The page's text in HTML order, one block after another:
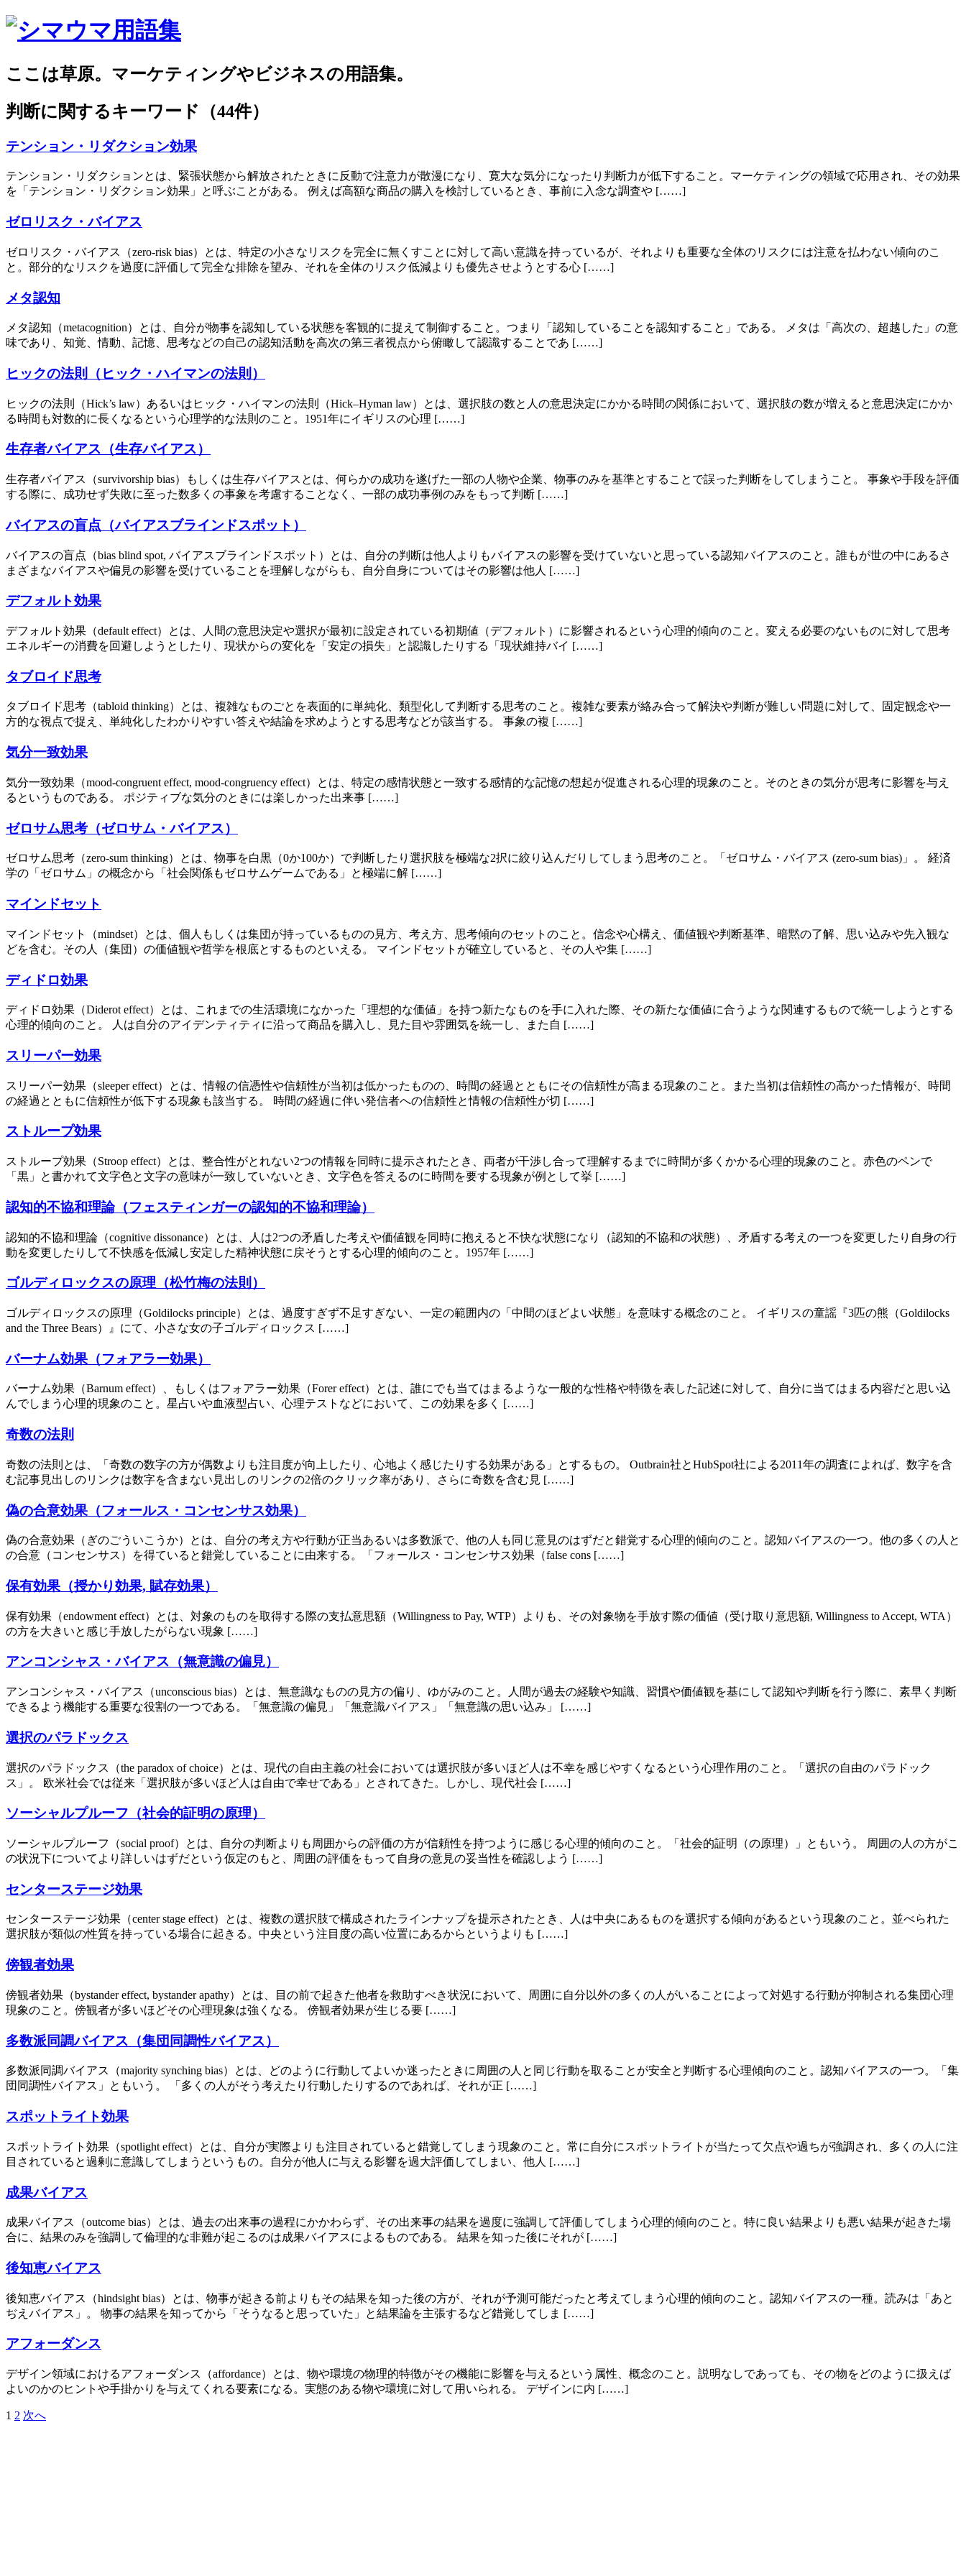
ここは草原。マーケティングやビジネスの用語集。
判断に関するキーワード（44件）
テンション・リダクション効果
テンション・リダクションとは、緊張状態から解放されたときに反動で注意力が散漫になり、寛大な気分になったり判断力が低下すること。マーケティングの領域で応用され、その効果
を「テンション・リダクション効果」と呼ぶことがある。 例えば高額な商品の購入を検討しているとき、事前に入念な調査や [……]
ゼロリスク・バイアス
ゼロリスク・バイアス（zero-risk bias）とは、特定の小さなリスクを完全に無くすことに対して高い意識を持っているが、それよりも重要な全体のリスクには注意を払わない傾向のこ
と。部分的なリスクを過度に評価して完全な排除を望み、それを全体のリスク低減よりも優先させようとする心 [……]
メタ認知
メタ認知（metacognition）とは、自分が物事を認知している状態を客観的に捉えて制御すること。つまり「認知していることを認知すること」である。 メタは「高次の、超越した」の意
味であり、知覚、情動、記憶、思考などの自己の認知活動を高次の第三者視点から俯瞰して認識することであ [……]
ヒックの法則（ヒック・ハイマンの法則）
ヒックの法則（Hick’s law）あるいはヒック・ハイマンの法則（Hick–Hyman law）とは、選択肢の数と人の意思決定にかかる時間の関係において、選択肢の数が増えると意思決定にかか
る時間も対数的に長くなるという心理学的な法則のこと。1951年にイギリスの心理 [……]
生存者バイアス（生存バイアス）
生存者バイアス（survivorship bias）もしくは生存バイアスとは、何らかの成功を遂げた一部の人物や企業、物事のみを基準とすることで誤った判断をしてしまうこと。 事象や手段を評価
する際に、成功せず失敗に至った数多くの事象を考慮することなく、一部の成功事例のみをもって判断 [……]
バイアスの盲点（バイアスブラインドスポット）
バイアスの盲点（bias blind spot, バイアスブラインドスポット）とは、自分の判断は他人よりもバイアスの影響を受けていないと思っている認知バイアスのこと。誰もが世の中にあるさ
まざまなバイアスや偏見の影響を受けていることを理解しながらも、自分自身についてはその影響は他人 [……]
デフォルト効果
デフォルト効果（default effect）とは、人間の意思決定や選択が最初に設定されている初期値（デフォルト）に影響されるという心理的傾向のこと。変える必要のないものに対して思考
エネルギーの消費を回避しようとしたり、現状からの変化を「安定の損失」と認識したりする「現状維持バイ [……]
タブロイド思考
タブロイド思考（tabloid thinking）とは、複雑なものごとを表面的に単純化、類型化して判断する思考のこと。複雑な要素が絡み合って解決や判断が難しい問題に対して、固定観念や一
方的な視点で捉え、単純化したわかりやすい答えや結論を求めようとする思考などが該当する。 事象の複 [……]
気分一致効果
気分一致効果（mood-congruent effect, mood-congruency effect）とは、特定の感情状態と一致する感情的な記憶の想起が促進される心理的現象のこと。そのときの気分が思考に影響を与え
るというものである。 ポジティブな気分のときには楽しかった出来事 [……]
ゼロサム思考（ゼロサム・バイアス）
ゼロサム思考（zero-sum thinking）とは、物事を白黒（0か100か）で判断したり選択肢を極端な2択に絞り込んだりしてしまう思考のこと。「ゼロサム・バイアス (zero-sum bias)」。 経済
学の「ゼロサム」の概念から「社会関係もゼロサムゲームである」と極端に解 [……]
マインドセット
マインドセット（mindset）とは、個人もしくは集団が持っているものの見方、考え方、思考傾向のセットのこと。信念や心構え、価値観や判断基準、暗黙の了解、思い込みや先入観な
どを含む。その人（集団）の価値観や哲学を根底とするものといえる。 マインドセットが確立していると、その人や集 [……]
ディドロ効果
ディドロ効果（Diderot effect）とは、これまでの生活環境になかった「理想的な価値」を持つ新たなものを手に入れた際、その新たな価値に合うような関連するもので統一しようとする
心理的傾向のこと。 人は自分のアイデンティティに沿って商品を購入し、見た目や雰囲気を統一し、また自 [……]
スリーパー効果
スリーパー効果（sleeper effect）とは、情報の信憑性や信頼性が当初は低かったものの、時間の経過とともにその信頼性が高まる現象のこと。また当初は信頼性の高かった情報が、時間
の経過とともに信頼性が低下する現象も該当する。 時間の経過に伴い発信者への信頼性と情報の信頼性が切 [……]
ストループ効果
ストループ効果（Stroop effect）とは、整合性がとれない2つの情報を同時に提示されたとき、両者が干渉し合って理解するまでに時間が多くかかる心理的現象のこと。赤色のペンで
「黒」と書かれて文字色と文字の意味が一致していないとき、文字色を答えるのに時間を要する現象が例として挙 [……]
認知的不協和理論（フェスティンガーの認知的不協和理論）
認知的不協和理論（cognitive dissonance）とは、人は2つの矛盾した考えや価値観を同時に抱えると不快な状態になり（認知的不協和の状態）、矛盾する考えの一つを変更したり自身の行
動を変更したりして不快感を低減し安定した精神状態に戻そうとする心理的傾向のこと。1957年 [……]
ゴルディロックスの原理（松竹梅の法則）
ゴルディロックスの原理（Goldilocks principle）とは、過度すぎず不足すぎない、一定の範囲内の「中間のほどよい状態」を意味する概念のこと。 イギリスの童謡『3匹の熊（Goldilocks
and the Three Bears）』にて、小さな女の子ゴルディロックス [……]
バーナム効果（フォアラー効果）
バーナム効果（Barnum effect）、もしくはフォアラー効果（Forer effect）とは、誰にでも当てはまるような一般的な性格や特徴を表した記述に対して、自分に当てはまる内容だと思い込
んでしまう心理的現象のこと。星占いや血液型占い、心理テストなどにおいて、この効果を多く [……]
奇数の法則
奇数の法則とは、「奇数の数字の方が偶数よりも注目度が向上したり、心地よく感じたりする効果がある」とするもの。 Outbrain社とHubSpot社による2011年の調査によれば、数字を含
む記事見出しのリンクは数字を含まない見出しのリンクの2倍のクリック率があり、さらに奇数を含む見 [……]
偽の合意効果（フォールス・コンセンサス効果）
偽の合意効果（ぎのごういこうか）とは、自分の考え方や行動が正当あるいは多数派で、他の人も同じ意見のはずだと錯覚する心理的傾向のこと。認知バイアスの一つ。他の多くの人と
の合意（コンセンサス）を得ていると錯覚していることに由来する。「フォールス・コンセンサス効果（false cons [……]
保有効果（授かり効果, 賦存効果）
保有効果（endowment effect）とは、対象のものを取得する際の支払意思額（Willingness to Pay, WTP）よりも、その対象物を手放す際の価値（受け取り意思額, Willingness to Accept, WTA）
の方を大きいと感じ手放したがらない現象 [……]
アンコンシャス・バイアス（無意識の偏見）
アンコンシャス・バイアス（unconscious bias）とは、無意識なものの見方の偏り、ゆがみのこと。人間が過去の経験や知識、習慣や価値観を基にして認知や判断を行う際に、素早く判断
できるよう機能する重要な役割の一つである。「無意識の偏見」「無意識バイアス」「無意識の思い込み」 [……]
選択のパラドックス
選択のパラドックス（the paradox of choice）とは、現代の自由主義の社会においては選択肢が多いほど人は不幸を感じやすくなるという心理作用のこと。「選択の自由のパラドック
ス」。 欧米社会では従来「選択肢が多いほど人は自由で幸せである」とされてきた。しかし、現代社会 [……]
ソーシャルプルーフ（社会的証明の原理）
ソーシャルプルーフ（social proof）とは、自分の判断よりも周囲からの評価の方が信頼性を持つように感じる心理的傾向のこと。「社会的証明（の原理）」ともいう。 周囲の人の方がこ
の状況下についてより詳しいはずだという仮定のもと、周囲の評価をもって自身の意見の妥当性を確認しよう [……]
センターステージ効果
センターステージ効果（center stage effect）とは、複数の選択肢で構成されたラインナップを提示されたとき、人は中央にあるものを選択する傾向があるという現象のこと。並べられた
選択肢が類似の性質を持っている場合に起きる。中央という注目度の高い位置にあるからというよりも [……]
傍観者効果
傍観者効果（bystander effect, bystander apathy）とは、目の前で起きた他者を救助すべき状況において、周囲に自分以外の多くの人がいることによって対処する行動が抑制される集団心理
現象のこと。傍観者が多いほどその心理現象は強くなる。 傍観者効果が生じる要 [……]
多数派同調バイアス（集団同調性バイアス）
多数派同調バイアス（majority synching bias）とは、どのように行動してよいか迷ったときに周囲の人と同じ行動を取ることが安全と判断する心理傾向のこと。認知バイアスの一つ。「集
団同調性バイアス」ともいう。 「多くの人がそう考えたり行動したりするのであれば、それが正 [……]
スポットライト効果
スポットライト効果（spotlight effect）とは、自分が実際よりも注目されていると錯覚してしまう現象のこと。常に自分にスポットライトが当たって欠点や過ちが強調され、多くの人に注
目されていると過剰に意識してしまうというもの。自分が他人に与える影響を過大評価してしまい、他人 [……]
成果バイアス
成果バイアス（outcome bias）とは、過去の出来事の過程にかかわらず、その出来事の結果を過度に強調して評価してしまう心理的傾向のこと。特に良い結果よりも悪い結果が起きた場
合に、結果のみを強調して倫理的な非難が起こるのは成果バイアスによるものである。 結果を知った後にそれが [……]
後知恵バイアス
後知恵バイアス（hindsight bias）とは、物事が起きる前よりもその結果を知った後の方が、それが予測可能だったと考えてしまう心理的傾向のこと。認知バイアスの一種。読みは「あと
ぢえバイアス」。 物事の結果を知ってから「そうなると思っていた」と結果論を主張するなど錯覚してしま [……]
アフォーダンス
デザイン領域におけるアフォーダンス（affordance）とは、物や環境の物理的特徴がその機能に影響を与えるという属性、概念のこと。説明なしであっても、その物をどのように扱えば
よいのかのヒントや手掛かりを与えてくれる要素になる。実態のある物や環境に対して用いられる。 デザインに内 [……]
投
1 2 次へ